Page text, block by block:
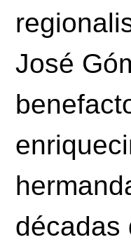
José
décadas